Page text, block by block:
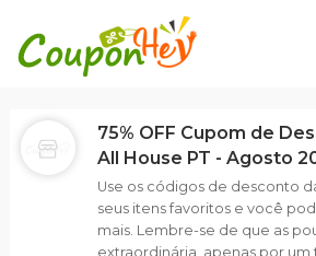
75% OFF Cupom de
All House PT - Agosto
Use os códigos de desconto
seus itens favoritos e você
mais. Lembre-se de que as
extraordinária, apenas por um